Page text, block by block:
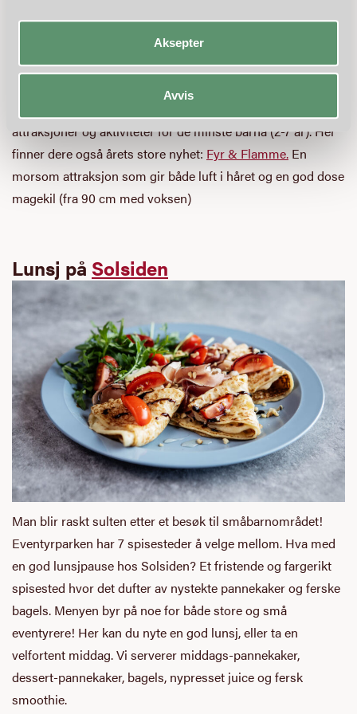
Aksepter
Avvis
attraksjoner og aktiviteter for de minste barna (2-7 år). Her
finner dere også årets store nyhet: Fyr & Flamme. En
morsom attraksjon som gir både luft i håret og en god dose
magekil (fra 90 cm med voksen)
Lunsj på Solsiden
Man blir raskt sulten etter et besøk til småbarnområdet!
Eventyrparken har 7 spisesteder å velge mellom. Hva med
en god lunsjpause hos Solsiden? Et fristende og fargerikt
spisested hvor det dufter av nystekte pannekaker og ferske
bagels. Menyen byr på noe for både store og små
eventyrere! Her kan du nyte en god lunsj, eller ta en
velfortent middag. Vi serverer middags-pannekaker,
dessert-pannekaker, bagels, nypresset juice og fersk
smoothie.